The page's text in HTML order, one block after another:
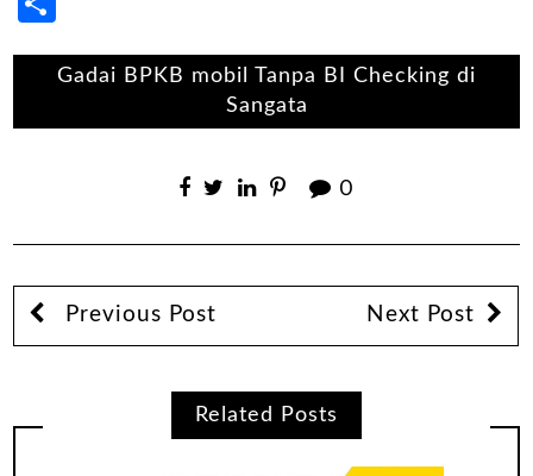
Gadai BPKB mobil Tanpa BI Checking di
Sangata
0
Previous Post Next Post
Related Posts